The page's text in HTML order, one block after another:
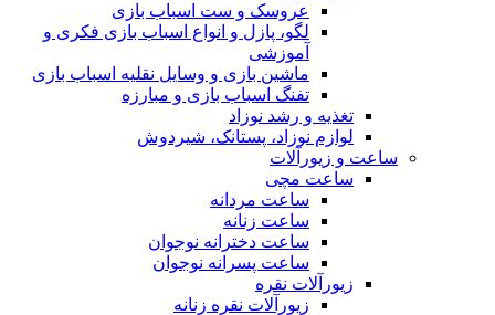
عروسک و ست اسباب بازی
لگو، پازل و انواع اسباب بازی فکری و
آموزشی
ماشین بازی و وسایل نقلیه اسباب بازی
تفنگ اسباب بازی و مبارزه
تغذیه و رشد نوزاد
لوازم نوزاد، پستانک، شیردوش
ساعت و زیور‌آلات
ساعت مچی
ساعت مردانه
ساعت زنانه
ساعت دخترانه نوجوان
ساعت پسرانه نوجوان
زیورآلات نقره
زیورآلات نقره زنانه